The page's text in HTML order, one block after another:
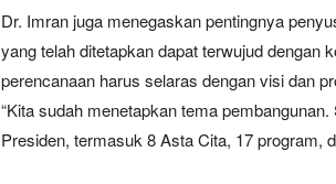
Berita Lainnya
Tahanan Polres
Dr. Imran juga menegaskan pentingnya
yang telah ditetapkan dapat terwujud dengan
perencanaan harus selaras dengan visi dan
“Kita sudah menetapkan tema
Presiden, termasuk 8 Asta Cita, 17 program,